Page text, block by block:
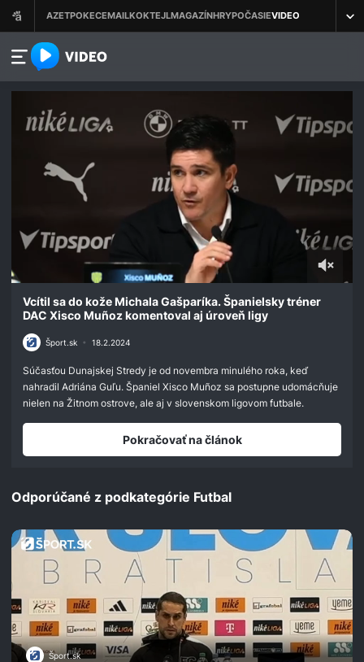
azet.video.sk
seconds
minute,
Vcítil sa do kože Michala Gašparíka. Španielsky tréner
DAC Xisco Muñoz komentoval aj úroveň ligy
Šport.sk • 18.2.2024
Súčasťou Dunajskej Stredy je od novembra minulého roka, keď
nahradil Adriána Guľu. Španiel Xisco Muñoz sa postupne udomácňuje
nielen na Žitnom ostrove, ale aj v slovenskom ligovom futbale.
Pokračovať na článok
Odporúčané z podkategórie Futbal
Šport.sk